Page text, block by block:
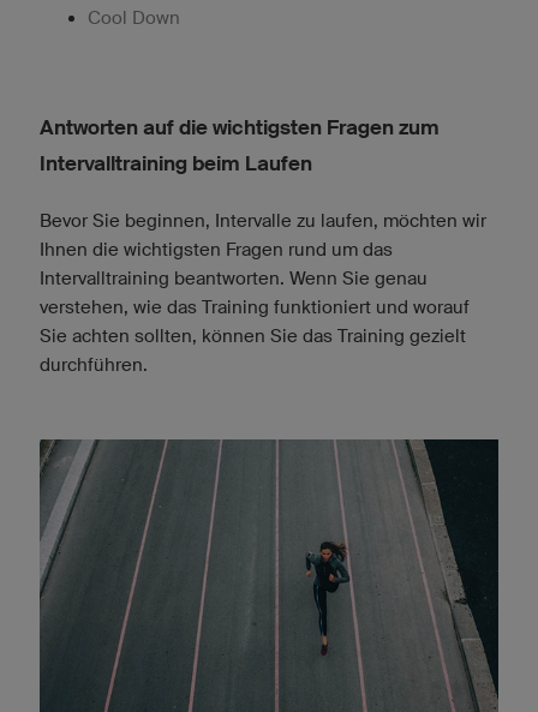
Cool Down
Antworten auf die wichtigsten Fragen zum
Intervalltraining beim Laufen
Bevor Sie beginnen, Intervalle zu laufen, möchten wir
Ihnen die wichtigsten Fragen rund um das
Intervalltraining beantworten. Wenn Sie genau
verstehen, wie das Training funktioniert und worauf
Sie achten sollten, können Sie das Training gezielt
durchführen.